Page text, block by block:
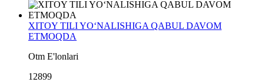
XITOY TILI YO‘NALISHIGA QABUL DAVOM
ETMOQDA
Otm E'lonlari
12899